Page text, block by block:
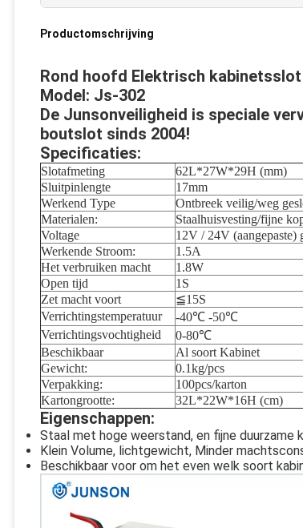
Productomschrijving
Rond hoofd Elektrisch
Model: Js-302
De Junsonveiligheid is speciale
boutslot sinds 2004!
Specificaties:
Slotafmeting
62L*27W*29H (mm)
Sluitpinlengte
17mm
Werkend Type
Ontbreek veilig/weg
Materialen:
Staalhuisvesting/fijne
Voltage
12V / 24V (aangepaste)
Werkende Stroom:
1.5A
Het verbruiken macht
1.8W
Open tijd
1S
Zet macht voort
≦15S
Verrichtingstemperatuur
-40℃ -50℃
Verrichtingsvochtigheid
0-80℃
Beschikbaar
Al soort Kabinet
Gewicht:
0.1kg/pcs
Verpakking:
100pcs/karton
Kartongrootte:
32L*22W*16H (cm)
Eigenschappen:
Staal met hoge weerstand, en fijne duurzame
Klein Volume, lichtgewicht, Minder
Beschikbaar voor om het even welk soort